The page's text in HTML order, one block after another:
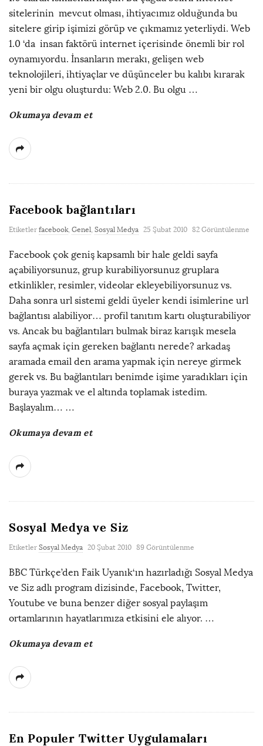
sitelerinin mevcut olması, ihtiyacımız olduğunda bu
sitelere girip işimizi görüp ve çıkmamız yeterliydi. Web
1.0 ‘da insan faktörü internet içerisinde önemli bir rol
oynamıyordu. İnsanların merakı, gelişen web
teknolojileri, ihtiyaçlar ve düşünceler bu kalıbı kırarak
yeni bir olgu oluşturdu: Web 2.0. Bu olgu …
Okumaya devam et
Facebook bağlantıları
Etiketler facebook, Genel Sosyal Medya 25 Şubat 2010 82 Görüntülenme
Facebook çok geniş kapsamlı bir hale geldi sayfa
açabiliyorsunuz, grup kurabiliyorsunuz gruplara
etkinlikler, resimler, videolar ekleyebiliyorsunuz vs.
Daha sonra url sistemi geldi üyeler kendi isimlerine url
bağlantısı alabiliyor… profil tanıtım kartı oluşturabiliyor
vs. Ancak bu bağlantıları bulmak biraz karışık mesela
sayfa açmak için gereken bağlantı nerede? arkadaş
aramada email den arama yapmak için nereye girmek
gerek vs. Bu bağlantıları benimde işime yaradıkları için
buraya yazmak ve el altında toplamak istedim.
Başlayalım… …
Okumaya devam et
Sosyal Medya ve Siz
Etiketler Sosyal Medya 20 Şubat 2010 89 Görüntülenme
BBC Türkçe’den Faik Uyanık‘ın hazırladığı Sosyal Medya
ve Siz adlı program dizisinde, Facebook, Twitter,
Youtube ve buna benzer diğer sosyal paylaşım
ortamlarının hayatlarımıza etkisini ele alıyor. …
Okumaya devam et
En Populer Twitter Uygulamaları